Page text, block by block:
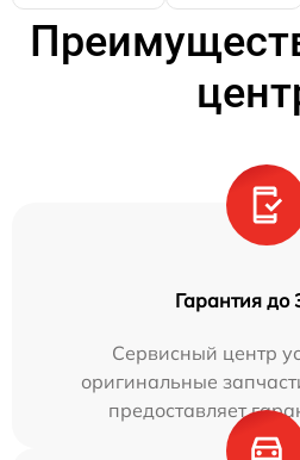
Гарантия до
Сервисный центр
оригинальные
предоставляет